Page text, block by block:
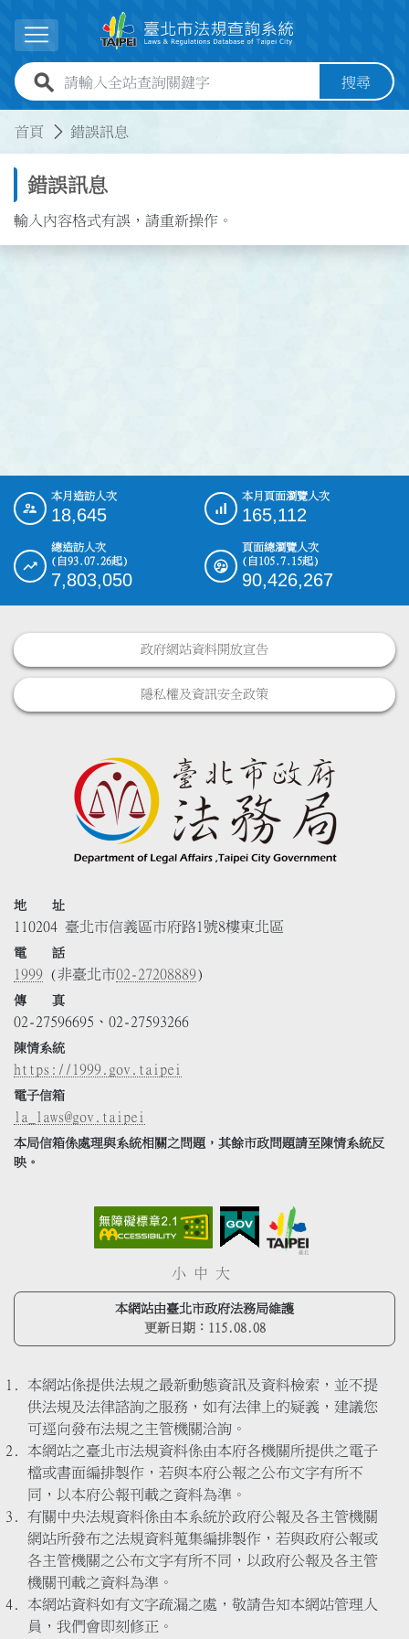
展開選單
全站查詢關鍵字欄位 搜尋
首頁 錯誤訊息
錯誤訊息
輸入內容格式有誤，請重新操作。
::: 本月造訪人次
18,645
本月頁面瀏覽人次
165,112
總造訪人次
(自93.07.26起)
7,803,050
頁面總瀏覽人次
(自105.7.15起)
90,426,267
政府網站資料開放宣告
隱私權及資訊安全政策
地 址
110204 臺北市信義區市府路1號8樓東北區
電 話
1999 (非臺北市02-27208889)
傳 真
02-27596695、02-27593266
陳情系統
https://1999.gov.taipei
電子信箱
la_laws@gov.taipei
本局信箱係處理與系統相關之問題，其餘市政問題請至陳情系統反
映。
小 中 大
本網站由臺北市政府法務局維護
更新日期： 115.08.08
本網站係提供法規之最新動態資訊及資料檢索，並不提
供法規及法律諮詢之服務，如有法律上的疑義，建議您
可逕向發布法規之主管機關洽詢。
本網站之臺北市法規資料係由本府各機關所提供之電子
檔或書面編排製作，若與本府公報之公布文字有所不
同，以本府公報刊載之資料為準。
有關中央法規資料係由本系統於政府公報及各主管機關
網站所發布之法規資料蒐集編排製作，若與政府公報或
各主管機關之公布文字有所不同，以政府公報及各主管
機關刊載之資料為準。
本網站資料如有文字疏漏之處，敬請告知本網站管理人
員，我們會即刻修正。